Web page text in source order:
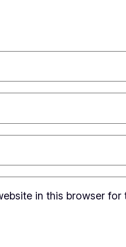
in this browser for